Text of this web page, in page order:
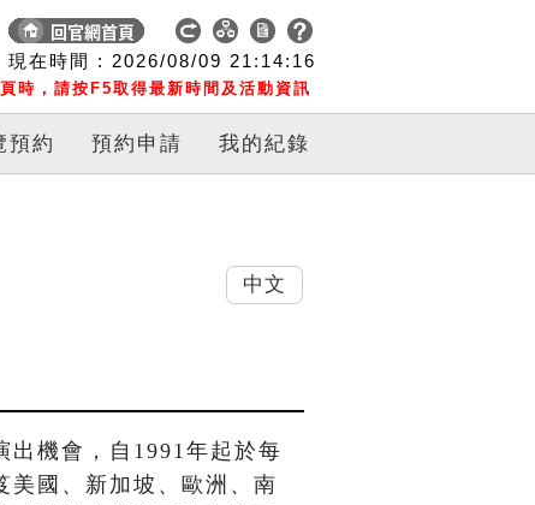
現在時間 : 2026/08/09 21:14:17
時，請按F5取得最新時間及活動資訊
預約 預約申請 我的紀錄
出機會，自1991年起於每
美國、新加坡、歐洲、南